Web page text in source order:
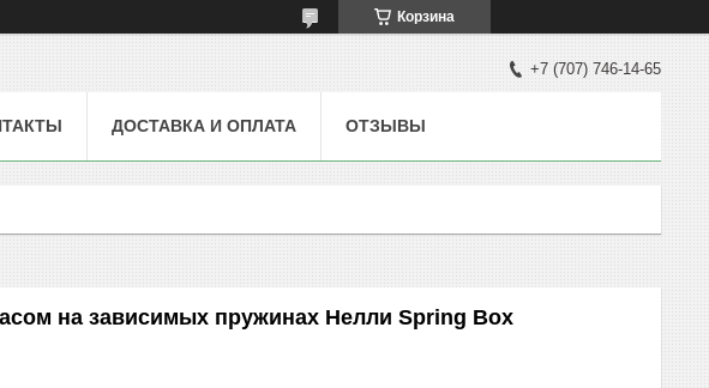
Корзина
+7 (707) 746-14-65
ДОСТАВКА И ОПЛАТА ОТЗЫВЫ
на зависимых пружинах Нелли Spring Box